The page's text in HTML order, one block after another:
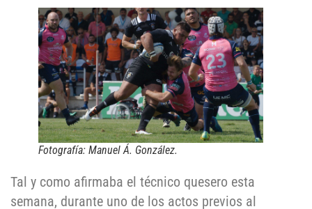
Fotografía: Manuel Á. González.
Tal y como afirmaba el técnico quesero esta
semana, durante uno de los actos previos al